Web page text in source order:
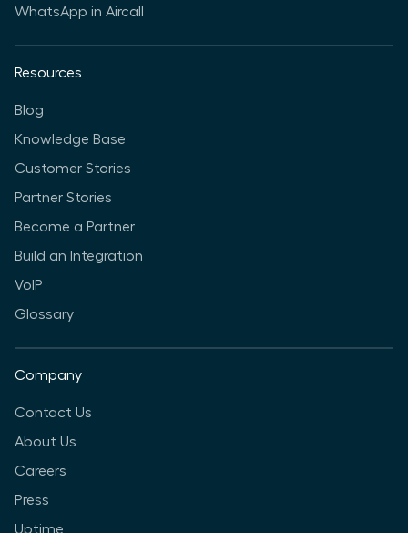
WhatsApp in Aircall
Resources
Blog
Knowledge Base
Customer Stories
Partner Stories
Become a Partner
Build an Integration
VoIP
Glossary
Company
Contact Us
About Us
Careers
Press
Uptime